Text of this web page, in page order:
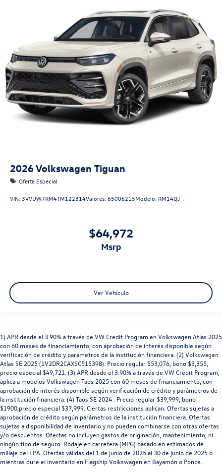
2026Volkswagen Tiguan
Oferta Especial
VIN: 3VVUW7RM4TM122314Valores:65006215Modelo: RM14QJ
$64,972
msrp
Ver Vehículo
1) APR desde el 3.90% a través de VW Credit Program en Volkswagen Atlas 2025
con 60 meses de financiamiento, con aprobación de interés disponible según
verificación de crédito y parámetros de la institución financiera. (2) Volkswagen
Atlas SE 2025 (1V2DR2CAXSC515398). Precio regular $53,076, bono $3,355,
precio especial $49,721. (3) APR desde el 3.90% a través de VW Credit Program,
aplica a modelos Volkswagen Taos 2025 con 60 meses de financiamiento, con
aprobación de interés disponible según verificación de crédito y parámetros de
la institución financiera. (4) Taos SE 2024 . Precio regular $39,999, bono
$1900,precio especial $37,999. Ciertas restricciones aplican. Ofertas sujetas a
aprobación de crédito según parámetros de la institución financiera. Ofertas
sujetas a disponibilidad de inventario y no pueden combinarse con otras ofertas
y/o descuentos. Ofertas no incluyen gastos de originación, mantenimiento, ni
ningún tipo de seguro. Rodaje en carretera (MPG) basado en estimados de
millaje del EPA. Ofertas válidas del 1 de junio de 2025 al 30 de junio de 2025 o
mientras dure el inventario en Flagship Volkswagen en Bayamón o Ponce.